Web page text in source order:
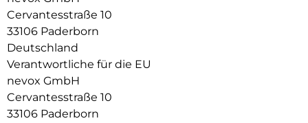
9H Härtegrad
Resistent gegen Kratzer
Fettabweisende Beschichtung
Cervantesstraße 10
33106 Paderborn
Deutschland
Verantwortliche für die EU
nevox GmbH
Cervantesstraße 10
33106 Paderborn